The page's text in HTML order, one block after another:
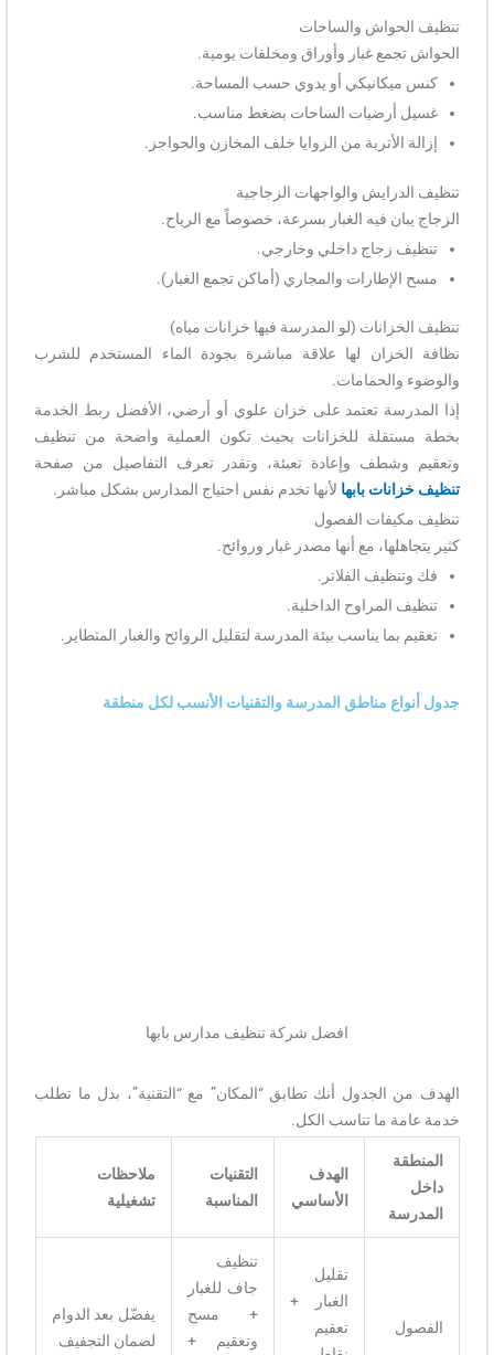
تنظيف الحواش والساحات
الحواش تجمع غبار وأوراق ومخلفات يومية.
كنس ميكانيكي أو يدوي حسب المساحة.
غسيل أرضيات الساحات بضغط مناسب.
إزالة الأتربة من الزوايا خلف المخازن والحواجز.
تنظيف الدرايش والواجهات الزجاجية
الزجاج يبان فيه الغبار بسرعة، خصوصاً مع الرياح.
تنظيف زجاج داخلي وخارجي.
مسح الإطارات والمجاري (أماكن تجمع الغبار).
تنظيف الخزانات (لو المدرسة فيها خزانات مياه)
نظافة الخزان لها علاقة مباشرة بجودة الماء المستخدم للشرب
والوضوء والحمامات.
إذا المدرسة تعتمد على خزان علوي أو أرضي، الأفضل ربط الخدمة
بخطة مستقلة للخزانات بحيث تكون العملية واضحة من تنظيف
وتعقيم وشطف وإعادة تعبئة، وتقدر تعرف التفاصيل من صفحة
تنظيف خزانات بابها لأنها تخدم نفس احتياج المدارس بشكل مباشر.
تنظيف مكيفات الفصول
كثير يتجاهلها، مع أنها مصدر غبار وروائح.
فك وتنظيف الفلاتر.
تنظيف المراوح الداخلية.
تعقيم بما يناسب بيئة المدرسة لتقليل الروائح والغبار المتطاير.
جدول أنواع مناطق المدرسة والتقنيات الأنسب لكل منطقة
افضل شركة تنظيف مدارس بابها
الهدف من الجدول أنك تطابق “المكان” مع “التقنية”، بدل ما تطلب
خدمة عامة ما تناسب الكل.
المنطقة
داخل
المدرسة
الهدف
الأساسي
التقنيات
المناسبة
ملاحظات
تشغيلية
الفصول
تقليل
الغبار +
تعقيم
تنظيف
جاف للغبار
+ مسح
وتعقيم +
يفضّل بعد الدوام
لضمان التجفيف